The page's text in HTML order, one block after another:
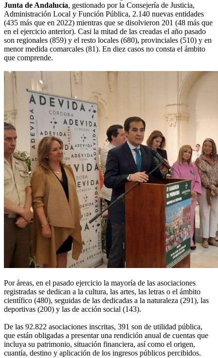
Junta de Andalucía, gestionado por la Consejería de Justicia,
Administración Local y Función Pública, 2.140 nuevas entidades
(435 más que en 2022) mientras que se disolvieron 201 (48 más que
en el ejercicio anterior). Casi la mitad de las creadas el año pasado
son regionales (859) y el resto locales (680), provinciales (510) y en
menor medida comarcales (81). En diez casos no consta el ámbito
que comprende.
Por áreas, en el pasado ejercicio la mayoría de las asociaciones
registradas se dedican a la cultura, las artes, las letras o el ámbito
científico (480), seguidas de las dedicadas a la naturaleza (291), las
deportivas (200) y las de acción social (143).
De las 92.822 asociaciones inscritas, 391 son de utilidad pública,
que están obligadas a presentar una rendición anual de cuentas que
incluya su patrimonio, situación financiera, así como el origen,
cuantía, destino y aplicación de los ingresos públicos percibidos.